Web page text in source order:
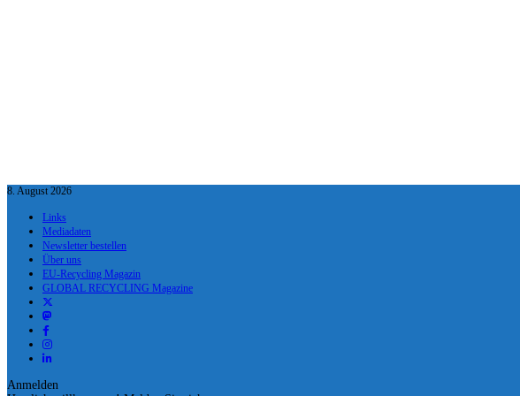
8. August 2026
Links
Mediadaten
Newsletter bestellen
Über uns
EU-Recycling Magazin
GLOBAL RECYCLING Magazine
Anmelden